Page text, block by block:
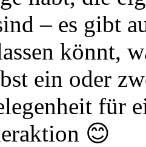
– es gibt
könnt,
ein oder
für
😊